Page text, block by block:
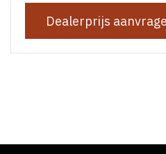
Dealerprijs